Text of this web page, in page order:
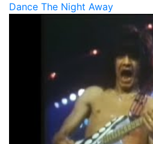
Dance The Night Away